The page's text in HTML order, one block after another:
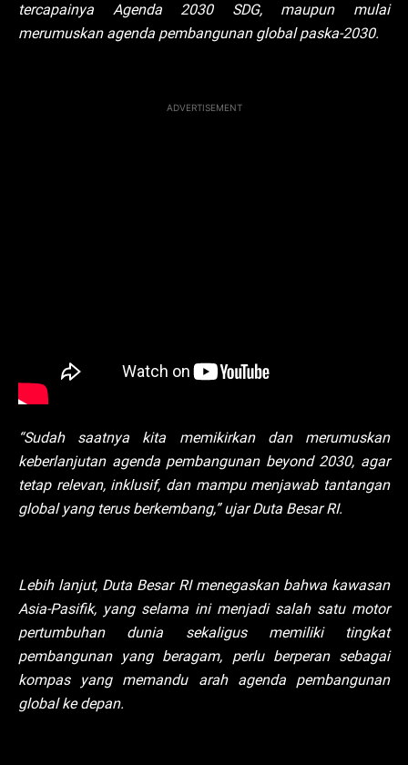
tercapainya Agenda 2030 SDG, maupun mulai
merumuskan agenda pembangunan global paska-2030.
ADVERTISEMENT
“Sudah saatnya kita memikirkan dan merumuskan
keberlanjutan agenda pembangunan beyond 2030, agar
tetap relevan, inklusif, dan mampu menjawab tantangan
global yang terus berkembang,” ujar Duta Besar RI.
Lebih lanjut, Duta Besar RI menegaskan bahwa kawasan
Asia-Pasifik, yang selama ini menjadi salah satu motor
pertumbuhan dunia sekaligus memiliki tingkat
pembangunan yang beragam, perlu berperan sebagai
kompas yang memandu arah agenda pembangunan
global ke depan.